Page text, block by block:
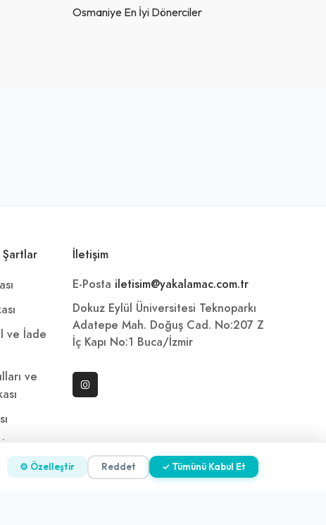
Osmaniye En İyi Dönerciler
ve İade
ve
İletişim
E-Posta iletisim@yakalamac.com.tr
Dokuz Eylül Üniversitesi Teknoparkı
Adatepe Mah. Doğuş Cad. No:207 Z
İç Kapı No:1 Buca/İzmir
⚙ Özelleştir Reddet ✓ Tümünü Kabul Et